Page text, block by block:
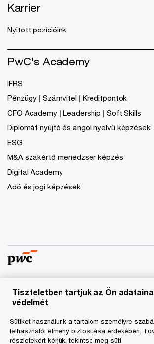
Karrier
Nyitott pozícióink
PwC's Academy
IFRS
Pénzügy | Számvitel | Kreditpontok
CFO Academy | Leadership | Soft Skills
Diplomát nyújtó és angol nyelvű képzések
ESG
M&A szakértő menedzser képzés
Digital Academy
Adó és jogi képzések
© 2023 - 2026 PwC. Minden jog fenntartva.
kifejezés a PricewaterhouseCoopers
amelyek az önálló és független jogi
PricewaterhouseCoopers International
Tiszteletben tartjuk az Ön
védelmét
Sütiket használunk a tartalom személyre
felhasználói élmény biztosítása érdekében.
részletekért kérjük, tekintse meg süti